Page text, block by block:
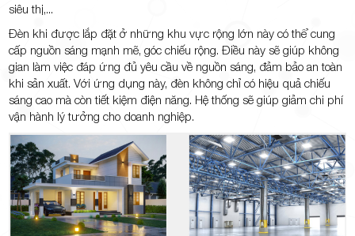
siêu thị,...
Đèn khi được lắp đặt ở những khu vực rộng lớn này có thể cung
cấp nguồn sáng mạnh mẽ, góc chiếu rộng. Điều này sẽ giúp không
gian làm việc đáp ứng đủ yêu cầu về nguồn sáng, đảm bảo an toàn
khi sản xuất. Với ứng dụng này, đèn không chỉ có hiệu quả chiếu
sáng cao mà còn tiết kiệm điện năng. Hệ thống sẽ giúp giảm chi phí
vận hành lý tưởng cho doanh nghiệp.